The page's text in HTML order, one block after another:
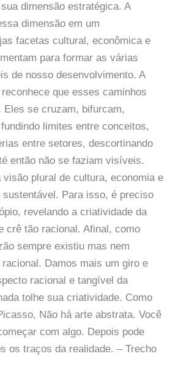
dimensão estratégica. A
dimensão em um
facetas cultural, econômica e
para formar as várias
de nosso desenvolvimento. A
que esses caminhos
Eles se cruzam, bifurcam,
limites entre conceitos,
entre setores, descortinando
então não se faziam visíveis.
visão plural de cultura, economia e
sustentável. Para isso, é preciso
revelando a criatividade da
crê tão racional. Afinal, como
sempre existiu mas nem
Damos mais um giro e
racional e tangível da
tolhe sua criatividade. Como
Não há arte abstrata. Você
com algo. Depois pode
os traços da realidade. – Trecho